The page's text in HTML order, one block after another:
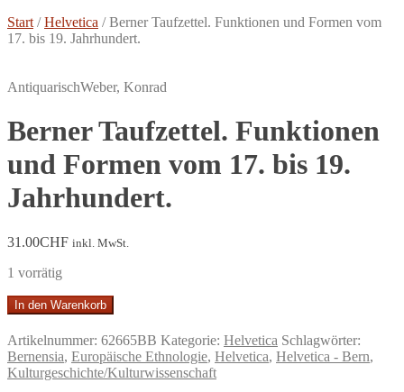
Start /Helvetica /Berner Taufzettel. Funktionen und Formen vom
17. bis 19. Jahrhundert.
AntiquarischWeber, Konrad
Berner Taufzettel. Funktionen
und Formen vom 17. bis 19.
Jahrhundert.
31.00CHF inkl. MwSt.
1 vorrätig
Berner
Taufzettel.
Funktionen
und
Formen
vom
In den Warenkorb
Artikelnummer: 62665BB Kategorie: Helvetica Schlagwörter:
Bernensia, Europäische Ethnologie, Helvetica, Helvetica - Bern,
Kulturgeschichte/Kulturwissenschaft